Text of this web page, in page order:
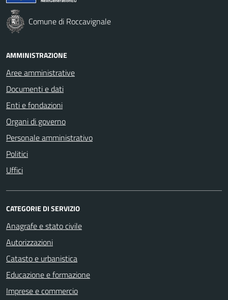
Comune di Roccavignale
AMMINISTRAZIONE
Aree amministrative
Documenti e dati
Enti e fondazioni
Organi di governo
Personale amministrativo
Politici
Uffici
CATEGORIE DI SERVIZIO
Anagrafe e stato civile
Autorizzazioni
Catasto e urbanistica
Educazione e formazione
Imprese e commercio